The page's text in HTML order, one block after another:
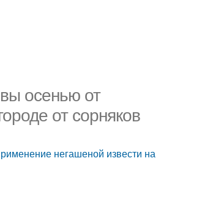
осенью от
от сорняков
негашеной извести на